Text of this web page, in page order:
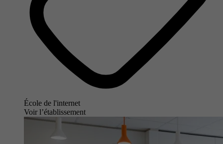
École de l'internet
Voir l’établissement